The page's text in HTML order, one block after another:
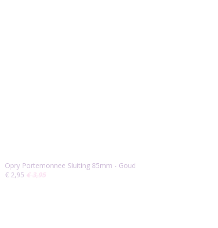
Opry Portemonnee Sluiting 85mm - Goud
€ 2,95 € 3,95